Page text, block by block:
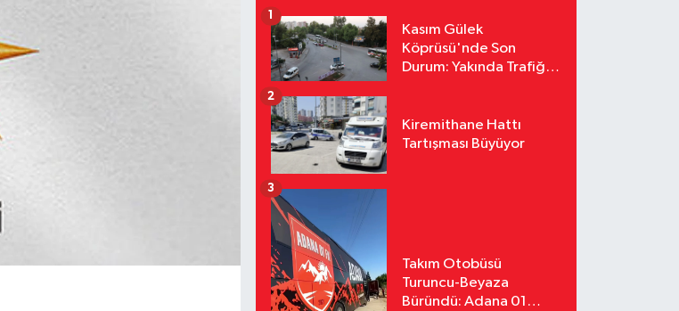
Kasım Gülek
Köprüsü'nde Son
Durum: Yakında Trafiğe
1
Kiremithane Hattı
Tartışması Büyüyor
2
Takım Otobüsü
Turuncu-Beyaza
Büründü: Adana 01
3